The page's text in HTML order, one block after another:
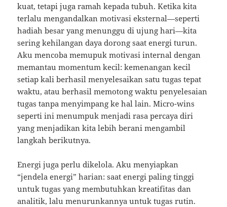
kuat, tetapi juga ramah kepada tubuh. Ketika kita
terlalu mengandalkan motivasi eksternal—seperti
hadiah besar yang menunggu di ujung hari—kita
sering kehilangan daya dorong saat energi turun.
Aku mencoba memupuk motivasi internal dengan
memantau momentum kecil: kemenangan kecil
setiap kali berhasil menyelesaikan satu tugas tepat
waktu, atau berhasil memotong waktu penyelesaian
tugas tanpa menyimpang ke hal lain. Micro-wins
seperti ini menumpuk menjadi rasa percaya diri
yang menjadikan kita lebih berani mengambil
langkah berikutnya.
Energi juga perlu dikelola. Aku menyiapkan
“jendela energi” harian: saat energi paling tinggi
untuk tugas yang membutuhkan kreatifitas dan
analitik, lalu menurunkannya untuk tugas rutin.